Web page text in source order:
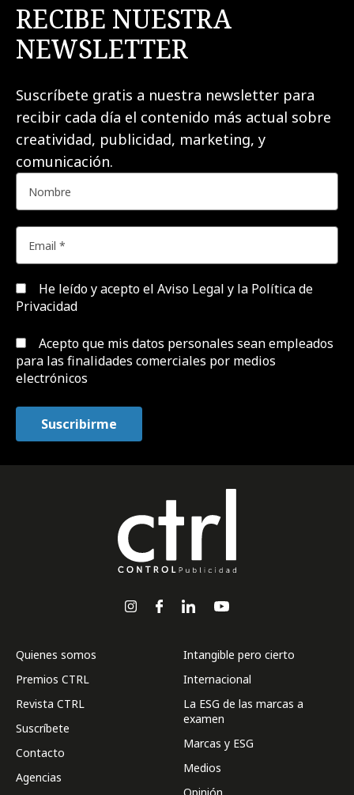
RECIBE NUESTRA
NEWSLETTER
Suscríbete gratis a nuestra newsletter para
recibir cada día el contenido más actual sobre
creatividad, publicidad, marketing, y
comunicación.
He leído y acepto el Aviso Legal y la Política de
Privacidad
Acepto que mis datos personales sean empleados
para las finalidades comerciales por medios
electrónicos
Quienes somos
Premios CTRL
Revista CTRL
Suscríbete
Contacto
Agencias
Intangible pero cierto
Internacional
La ESG de las marcas a
examen
Marcas y ESG
Medios